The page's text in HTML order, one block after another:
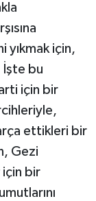
yıkmak için,
İşte bu
için bir
ettikleri bir
Gezi
için bir